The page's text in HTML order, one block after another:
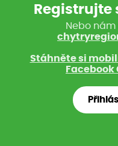
Registrujte
Nebo
Stáhněte si